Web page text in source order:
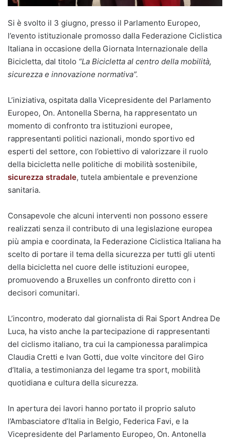
Si è svolto il 3 giugno, presso il Parlamento Europeo,
l’evento istituzionale promosso dalla Federazione Ciclistica
Italiana in occasione della Giornata Internazionale della
Bicicletta, dal titolo “La Bicicletta al centro della mobilità,
sicurezza e innovazione normativa”.
L’iniziativa, ospitata dalla Vicepresidente del Parlamento
Europeo, On. Antonella Sberna, ha rappresentato un
momento di confronto tra istituzioni europee,
rappresentanti politici nazionali, mondo sportivo ed
esperti del settore, con l’obiettivo di valorizzare il ruolo
della bicicletta nelle politiche di mobilità sostenibile,
sicurezza stradale, tutela ambientale e prevenzione
sanitaria.
Consapevole che alcuni interventi non possono essere
realizzati senza il contributo di una legislazione europea
più ampia e coordinata, la Federazione Ciclistica Italiana ha
scelto di portare il tema della sicurezza per tutti gli utenti
della bicicletta nel cuore delle istituzioni europee,
promuovendo a Bruxelles un confronto diretto con i
decisori comunitari.
L’incontro, moderato dal giornalista di Rai Sport Andrea De
Luca, ha visto anche la partecipazione di rappresentanti
del ciclismo italiano, tra cui la campionessa paralimpica
Claudia Cretti e Ivan Gotti, due volte vincitore del Giro
d’Italia, a testimonianza del legame tra sport, mobilità
quotidiana e cultura della sicurezza.
In apertura dei lavori hanno portato il proprio saluto
l’Ambasciatore d’Italia in Belgio, Federica Favi, e la
Vicepresidente del Parlamento Europeo, On. Antonella